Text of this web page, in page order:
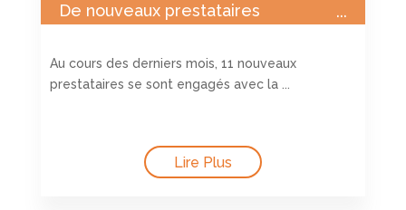
De nouveaux prestataires
rejoignent la MUSE
Au cours des derniers mois, 11 nouveaux
prestataires se sont engagés avec la ...
Lire Plus